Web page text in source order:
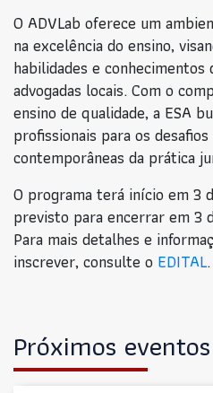
O ADVLab oferece um
na excelência do ensino,
habilidades e conhecimentos
advogadas locais. Com o
ensino de qualidade, a ESA
profissionais para os desafios
contemporâneas da prática
O programa terá início em 3
previsto para encerrar em 3
Para mais detalhes e
inscrever, consulte o EDITAL.
Próximos eventos